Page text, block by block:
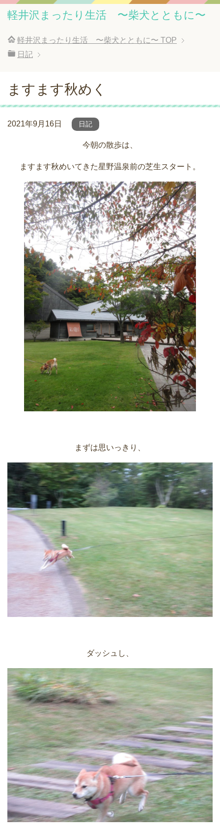
軽井沢まったり生活 〜柴犬とともに〜
軽井沢まったり生活 〜柴犬とともに〜 TOP
日記
ますます秋めく
2021年9月16日 日記
今朝の散歩は、
ますます秋めいてきた星野温泉前の芝生スタート。
まずは思いっきり、
ダッシュし、